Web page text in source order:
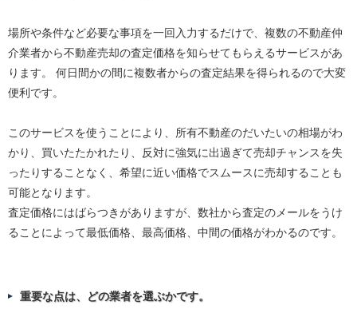
場所や条件など必要な事項を一回入力するだけで、複数の不動産仲
介業者から不動産売却の査定価格を知らせてもらえるサービスがあ
ります。 何日間かの間に複数者からの査定結果を得られるので大変
便利です。
このサービスを使うことにより、所有不動産のだいたいの相場がわ
かり、買いたたかれたり、反対に強気に出過ぎて売却チャンスを失
ったりすることなく、希望に近い価格でスムースに売却することも
可能となります。
査定価格にはばらつきがありますが、数社から査定のメールをうけ
ることによって最低価格、最高価格、中間の価格がわかるのです。
重要な点は、どの業者を選ぶかです。